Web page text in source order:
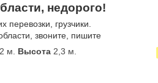
недорого!
перевозки, грузчики.
звоните, пишите
2 м. Высота 2,3 м.